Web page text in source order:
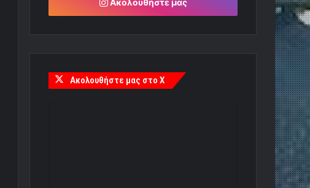
Ακολουθήστε μας
Ακολουθήστε μας στο X